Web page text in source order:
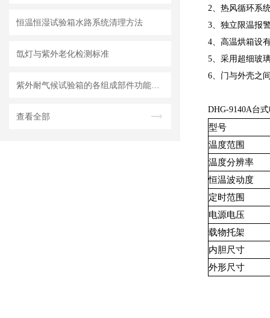
恒温恒湿试验箱水路系统清理方法
氙灯与紫外老化检测标准
查看全部
2、热风循环系
3、独立限温报
4、高温烘箱设
5、采用超细玻
6、门与外壳之
DHG-9140A台
型号
温度范围
温度分辨率
恒温波动度
定时范围
电源电压
载物托架
内胆尺寸
外形尺寸